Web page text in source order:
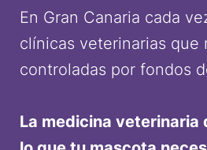
En Gran Canaria cada
clínicas veterinarias que
controladas por fondos
La medicina veterinaria